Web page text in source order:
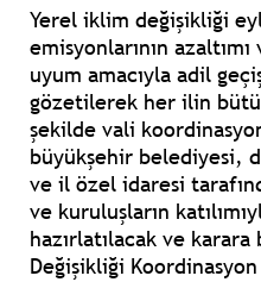
Yerel iklim değişikliği
emisyonlarının
uyum amacıyla adil
gözetilerek her ilin
şekilde vali
büyükşehir belediyesi,
ve il özel idaresi
ve kuruluşların
hazırlatılacak ve
Değişikliği